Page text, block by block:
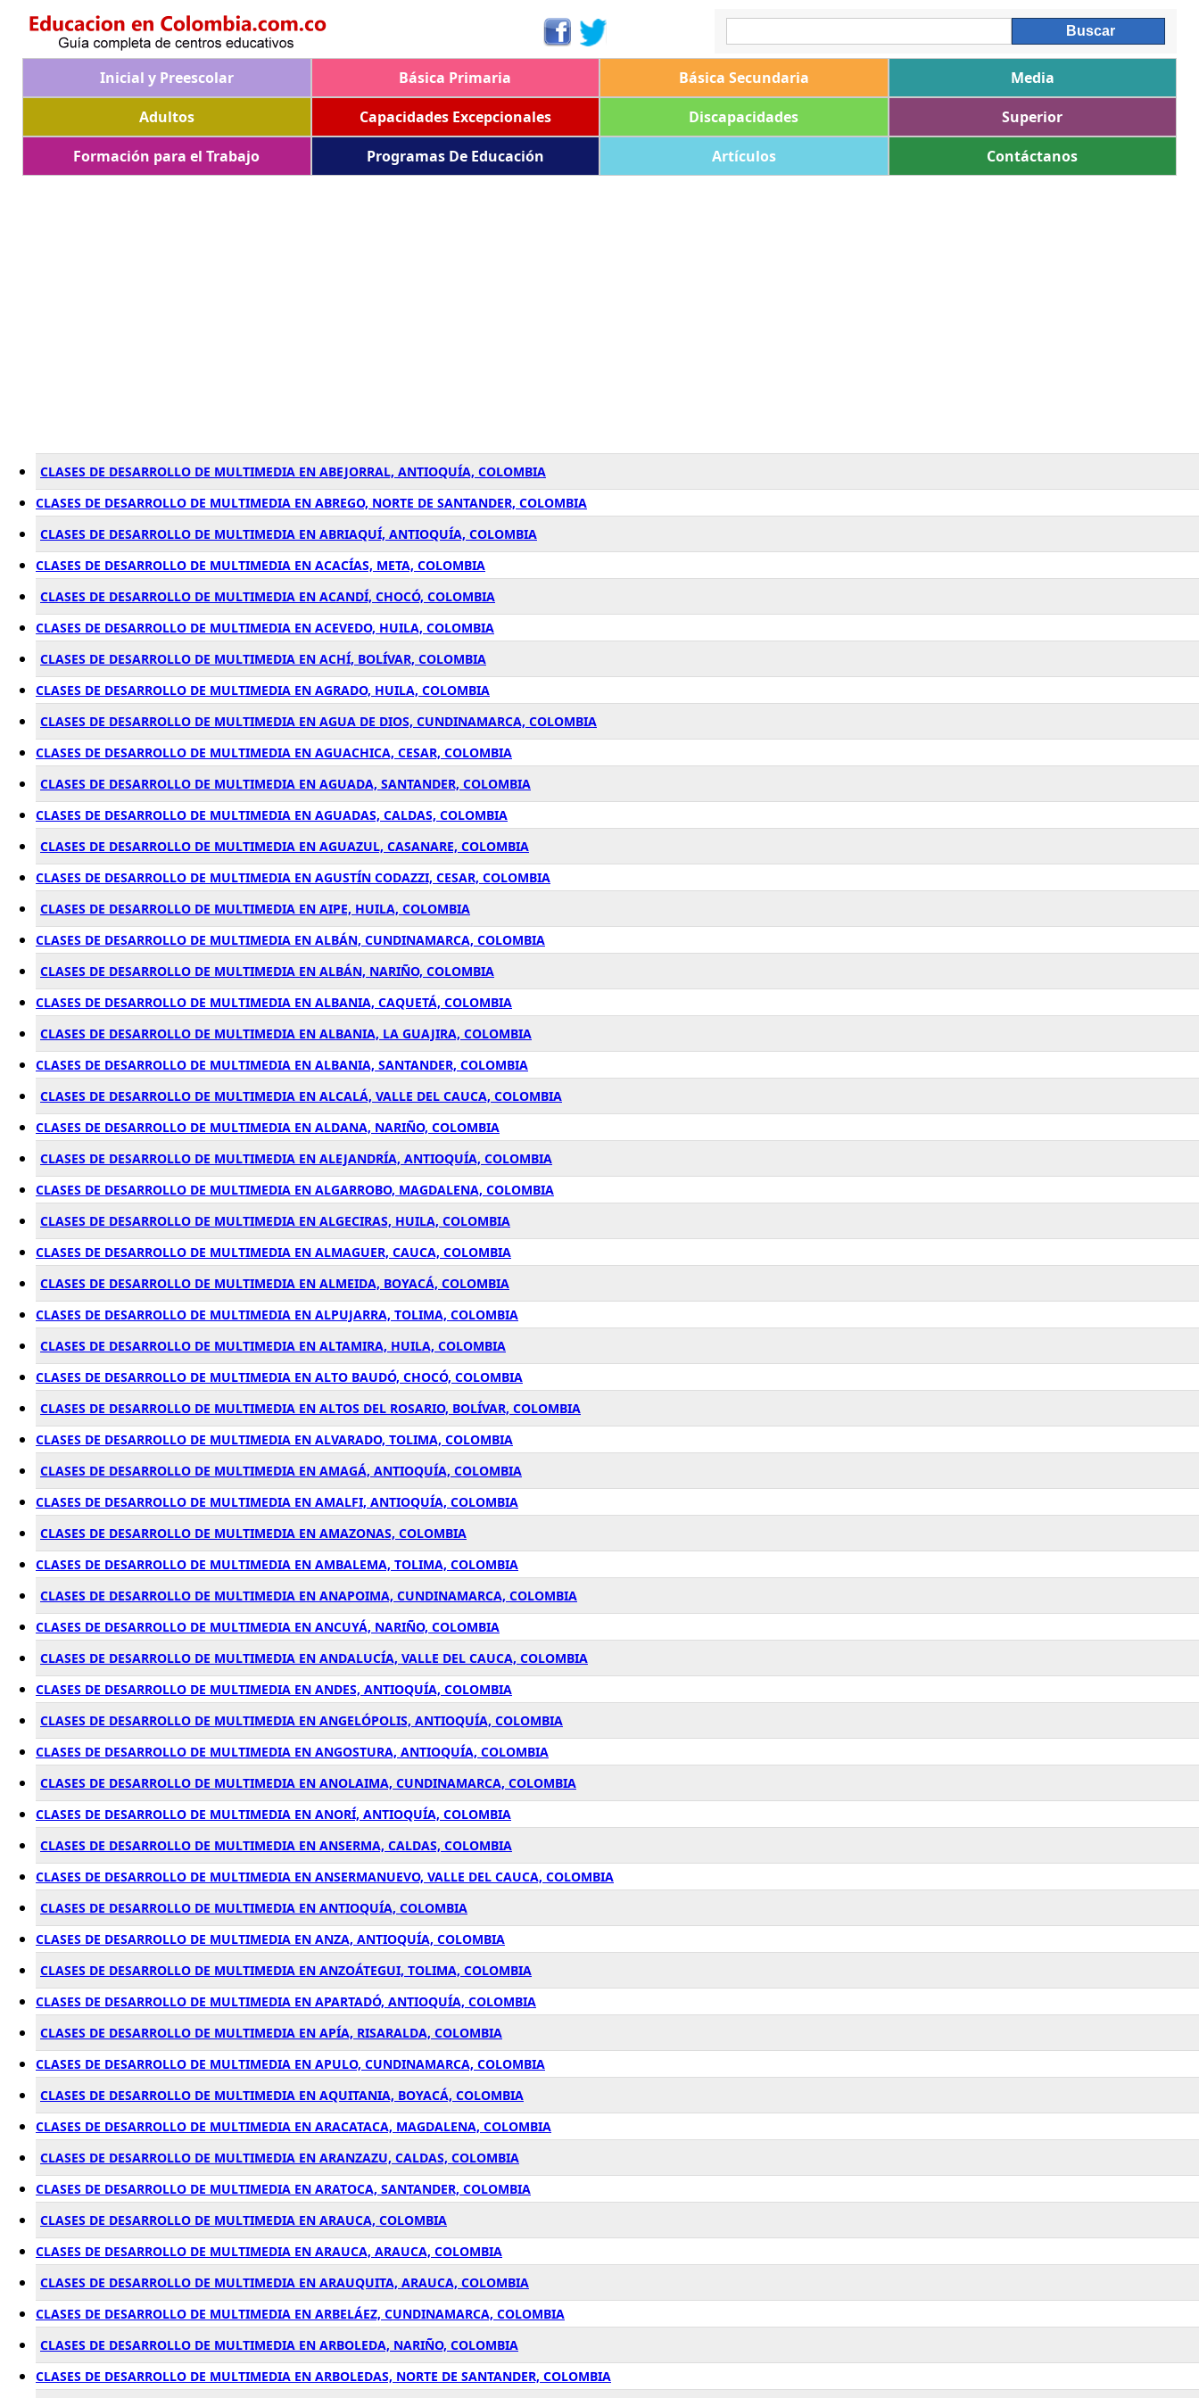
Inicial y Preescolar Básica Primaria Básica Secundaria
Media
Adultos
Capacidades Excepcionales Discapacidades
Superior
Formación para el Trabajo
Programas De Educación Artículos Contáctanos
CLASES DE DESARROLLO DE MULTIMEDIA EN ABEJORRAL, ANTIOQUÍA, COLOMBIA
CLASES DE DESARROLLO DE MULTIMEDIA EN ABREGO, NORTE DE SANTANDER, COLOMBIA
CLASES DE DESARROLLO DE MULTIMEDIA EN ABRIAQUÍ, ANTIOQUÍA, COLOMBIA
CLASES DE DESARROLLO DE MULTIMEDIA EN ACACÍAS, META, COLOMBIA
CLASES DE DESARROLLO DE MULTIMEDIA EN ACANDÍ, CHOCÓ, COLOMBIA
CLASES DE DESARROLLO DE MULTIMEDIA EN ACEVEDO, HUILA, COLOMBIA
CLASES DE DESARROLLO DE MULTIMEDIA EN ACHÍ, BOLÍVAR, COLOMBIA
CLASES DE DESARROLLO DE MULTIMEDIA EN AGRADO, HUILA, COLOMBIA
CLASES DE DESARROLLO DE MULTIMEDIA EN AGUA DE DIOS, CUNDINAMARCA, COLOMBIA
CLASES DE DESARROLLO DE MULTIMEDIA EN AGUACHICA, CESAR, COLOMBIA
CLASES DE DESARROLLO DE MULTIMEDIA EN AGUADA, SANTANDER, COLOMBIA
CLASES DE DESARROLLO DE MULTIMEDIA EN AGUADAS, CALDAS, COLOMBIA
CLASES DE DESARROLLO DE MULTIMEDIA EN AGUAZUL, CASANARE, COLOMBIA
CLASES DE DESARROLLO DE MULTIMEDIA EN AGUSTÍN CODAZZI, CESAR, COLOMBIA
CLASES DE DESARROLLO DE MULTIMEDIA EN AIPE, HUILA, COLOMBIA
CLASES DE DESARROLLO DE MULTIMEDIA EN ALBÁN, CUNDINAMARCA, COLOMBIA
CLASES DE DESARROLLO DE MULTIMEDIA EN ALBÁN, NARIÑO, COLOMBIA
CLASES DE DESARROLLO DE MULTIMEDIA EN ALBANIA, CAQUETÁ, COLOMBIA
CLASES DE DESARROLLO DE MULTIMEDIA EN ALBANIA, LA GUAJIRA, COLOMBIA
CLASES DE DESARROLLO DE MULTIMEDIA EN ALBANIA, SANTANDER, COLOMBIA
CLASES DE DESARROLLO DE MULTIMEDIA EN ALCALÁ, VALLE DEL CAUCA, COLOMBIA
CLASES DE DESARROLLO DE MULTIMEDIA EN ALDANA, NARIÑO, COLOMBIA
CLASES DE DESARROLLO DE MULTIMEDIA EN ALEJANDRÍA, ANTIOQUÍA, COLOMBIA
CLASES DE DESARROLLO DE MULTIMEDIA EN ALGARROBO, MAGDALENA, COLOMBIA
CLASES DE DESARROLLO DE MULTIMEDIA EN ALGECIRAS, HUILA, COLOMBIA
CLASES DE DESARROLLO DE MULTIMEDIA EN ALMAGUER, CAUCA, COLOMBIA
CLASES DE DESARROLLO DE MULTIMEDIA EN ALMEIDA, BOYACÁ, COLOMBIA
CLASES DE DESARROLLO DE MULTIMEDIA EN ALPUJARRA, TOLIMA, COLOMBIA
CLASES DE DESARROLLO DE MULTIMEDIA EN ALTAMIRA, HUILA, COLOMBIA
CLASES DE DESARROLLO DE MULTIMEDIA EN ALTO BAUDÓ, CHOCÓ, COLOMBIA
CLASES DE DESARROLLO DE MULTIMEDIA EN ALTOS DEL ROSARIO, BOLÍVAR, COLOMBIA
CLASES DE DESARROLLO DE MULTIMEDIA EN ALVARADO, TOLIMA, COLOMBIA
CLASES DE DESARROLLO DE MULTIMEDIA EN AMAGÁ, ANTIOQUÍA, COLOMBIA
CLASES DE DESARROLLO DE MULTIMEDIA EN AMALFI, ANTIOQUÍA, COLOMBIA
CLASES DE DESARROLLO DE MULTIMEDIA EN AMAZONAS, COLOMBIA
CLASES DE DESARROLLO DE MULTIMEDIA EN AMBALEMA, TOLIMA, COLOMBIA
CLASES DE DESARROLLO DE MULTIMEDIA EN ANAPOIMA, CUNDINAMARCA, COLOMBIA
CLASES DE DESARROLLO DE MULTIMEDIA EN ANCUYÁ, NARIÑO, COLOMBIA
CLASES DE DESARROLLO DE MULTIMEDIA EN ANDALUCÍA, VALLE DEL CAUCA, COLOMBIA
CLASES DE DESARROLLO DE MULTIMEDIA EN ANDES, ANTIOQUÍA, COLOMBIA
CLASES DE DESARROLLO DE MULTIMEDIA EN ANGELÓPOLIS, ANTIOQUÍA, COLOMBIA
CLASES DE DESARROLLO DE MULTIMEDIA EN ANGOSTURA, ANTIOQUÍA, COLOMBIA
CLASES DE DESARROLLO DE MULTIMEDIA EN ANOLAIMA, CUNDINAMARCA, COLOMBIA
CLASES DE DESARROLLO DE MULTIMEDIA EN ANORÍ, ANTIOQUÍA, COLOMBIA
CLASES DE DESARROLLO DE MULTIMEDIA EN ANSERMA, CALDAS, COLOMBIA
CLASES DE DESARROLLO DE MULTIMEDIA EN ANSERMANUEVO, VALLE DEL CAUCA, COLOMBIA
CLASES DE DESARROLLO DE MULTIMEDIA EN ANTIOQUÍA, COLOMBIA
CLASES DE DESARROLLO DE MULTIMEDIA EN ANZA, ANTIOQUÍA, COLOMBIA
CLASES DE DESARROLLO DE MULTIMEDIA EN ANZOÁTEGUI, TOLIMA, COLOMBIA
CLASES DE DESARROLLO DE MULTIMEDIA EN APARTADÓ, ANTIOQUÍA, COLOMBIA
CLASES DE DESARROLLO DE MULTIMEDIA EN APÍA, RISARALDA, COLOMBIA
CLASES DE DESARROLLO DE MULTIMEDIA EN APULO, CUNDINAMARCA, COLOMBIA
CLASES DE DESARROLLO DE MULTIMEDIA EN AQUITANIA, BOYACÁ, COLOMBIA
CLASES DE DESARROLLO DE MULTIMEDIA EN ARACATACA, MAGDALENA, COLOMBIA
CLASES DE DESARROLLO DE MULTIMEDIA EN ARANZAZU, CALDAS, COLOMBIA
CLASES DE DESARROLLO DE MULTIMEDIA EN ARATOCA, SANTANDER, COLOMBIA
CLASES DE DESARROLLO DE MULTIMEDIA EN ARAUCA, COLOMBIA
CLASES DE DESARROLLO DE MULTIMEDIA EN ARAUCA, ARAUCA, COLOMBIA
CLASES DE DESARROLLO DE MULTIMEDIA EN ARAUQUITA, ARAUCA, COLOMBIA
CLASES DE DESARROLLO DE MULTIMEDIA EN ARBELÁEZ, CUNDINAMARCA, COLOMBIA
CLASES DE DESARROLLO DE MULTIMEDIA EN ARBOLEDA, NARIÑO, COLOMBIA
CLASES DE DESARROLLO DE MULTIMEDIA EN ARBOLEDAS, NORTE DE SANTANDER, COLOMBIA